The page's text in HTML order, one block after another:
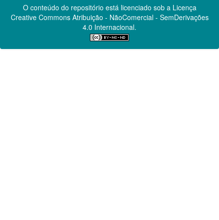
O conteúdo do repositório está licenciado sob a Licença
Creative CommonsAtribuição - NãoComercial - SemDerivações
4.0 Internacional.